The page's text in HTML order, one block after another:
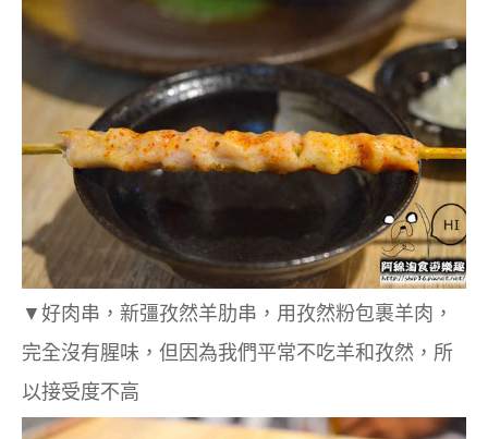
▼ 好肉串， 新彊孜然羊肋串，用孜然粉包裹羊肉，
完全沒有腥味，但因為我們平常不吃羊和孜然，所
以接受度不高